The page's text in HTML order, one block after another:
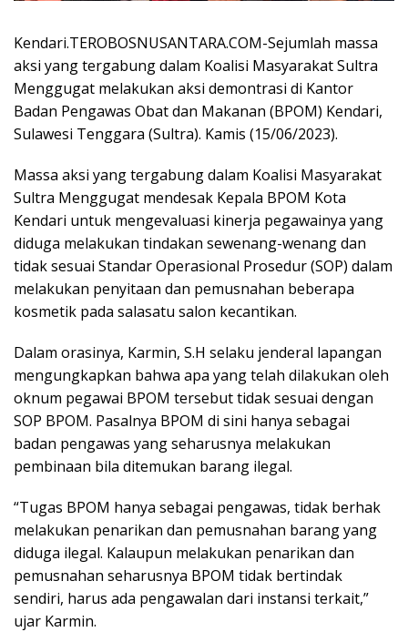
Kendari.TEROBOSNUSANTARA.COM-Sejumlah massa
aksi yang tergabung dalam Koalisi Masyarakat Sultra
Menggugat melakukan aksi demontrasi di Kantor
Badan Pengawas Obat dan Makanan (BPOM) Kendari,
Sulawesi Tenggara (Sultra). Kamis (15/06/2023).
Massa aksi yang tergabung dalam Koalisi Masyarakat
Sultra Menggugat mendesak Kepala BPOM Kota
Kendari untuk mengevaluasi kinerja pegawainya yang
diduga melakukan tindakan sewenang-wenang dan
tidak sesuai Standar Operasional Prosedur (SOP) dalam
melakukan penyitaan dan pemusnahan beberapa
kosmetik pada salasatu salon kecantikan.
Dalam orasinya, Karmin, S.H selaku jenderal lapangan
mengungkapkan bahwa apa yang telah dilakukan oleh
oknum pegawai BPOM tersebut tidak sesuai dengan
SOP BPOM. Pasalnya BPOM di sini hanya sebagai
badan pengawas yang seharusnya melakukan
pembinaan bila ditemukan barang ilegal.
“Tugas BPOM hanya sebagai pengawas, tidak berhak
melakukan penarikan dan pemusnahan barang yang
diduga ilegal. Kalaupun melakukan penarikan dan
pemusnahan seharusnya BPOM tidak bertindak
sendiri, harus ada pengawalan dari instansi terkait,”
ujar Karmin.